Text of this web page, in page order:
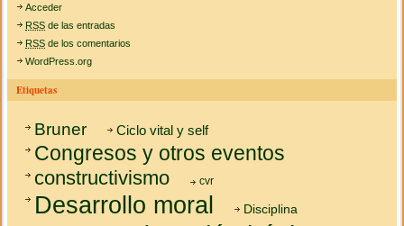
Acceder
RSS de las entradas
RSS de los comentarios
WordPress.org
Etiquetas
Bruner Ciclo vital y self
Congresos y otros eventos
constructivismo cvr
Desarrollo moral Disciplina